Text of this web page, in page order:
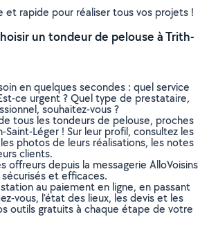
et rapide pour réaliser tous vos projets !
un tondeur de pelouse à Trith-
en quelques secondes : quel service
ce urgent ? Quel type de prestataire,
souhaitez-vous ?
tous les tondeurs de pelouse, proches
Saint-Léger ! Sur leur profil, consultez les
photos de leurs réalisations, les notes
clients.
offreurs depuis la messagerie AlloVoisins
et efficaces.
au paiement en ligne, en passant
vous, l’état des lieux, les devis et les
outils gratuits à chaque étape de votre